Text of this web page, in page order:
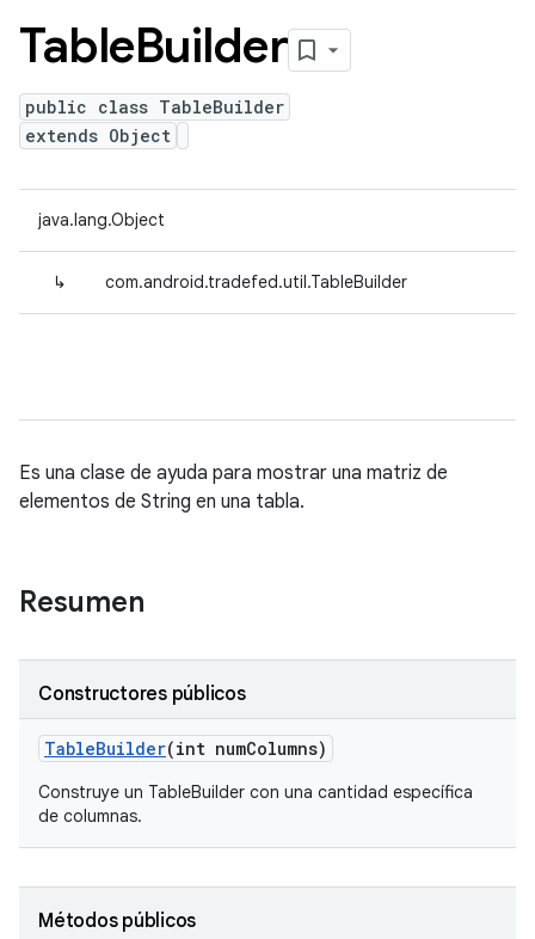
TableBuilder
public class TableBuilder
extends Object
java.lang.Object
↳ com.android.tradefed.util.TableBuilder
Es una clase de ayuda para mostrar una matriz de
elementos de String en una tabla.
Resumen
Constructores públicos
TableBuilder(int numColumns)
Construye un TableBuilder con una cantidad específica
de columnas.
Métodos públicos